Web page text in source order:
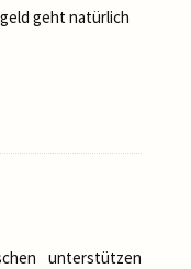
geht natürlich
unterstützen